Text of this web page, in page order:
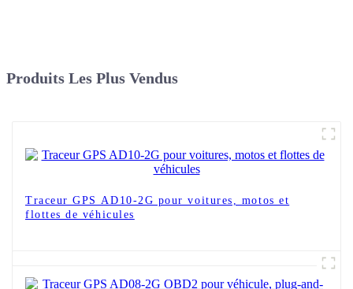
Produits Les Plus Vendus
Traceur GPS AD10-2G pour voitures, motos et
flottes de véhicules